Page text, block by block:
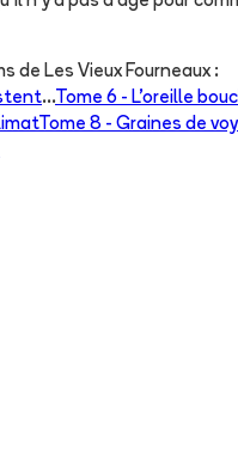
de Les Vieux Fourneaux :
...Tome 6 - L'oreille
Tome 8 - Graines de